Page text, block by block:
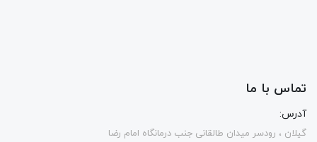
تماس با ما
آدرس:
گیلان ، رودسر میدان طالقانی جنب درمانگاه امام رضا